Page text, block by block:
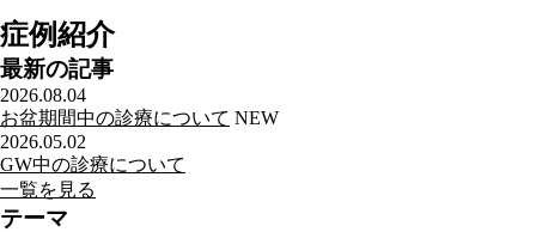
症例紹介
最新の記事
2026.08.04
お盆期間中の診療について NEW
2026.05.02
GW中の診療について
一覧を見る
テーマ